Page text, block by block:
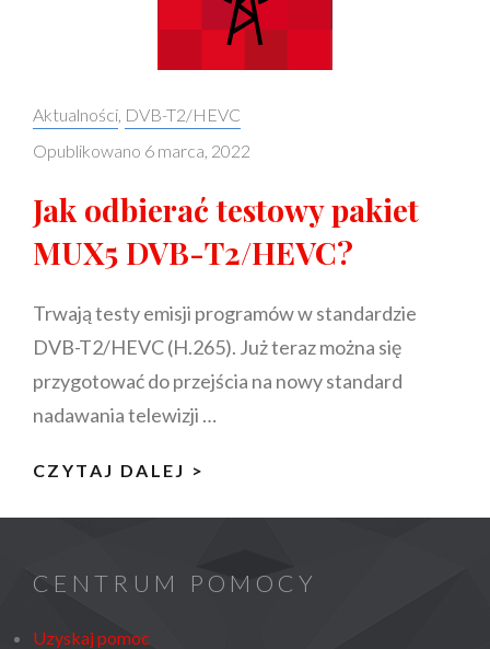
Categories:
Aktualności DVB-T2/HEVC
Opublikowano 6 marca, 2022
Jak odbierać testowy pakiet
MUX5 DVB-T2/HEVC?
Trwają testy emisji programów w standardzie
DVB-T2/HEVC (H.265). Już teraz można się
przygotować do przejścia na nowy standard
nadawania telewizji …
CZYTAJ DALEJ >
MUX5
CENTRUM POMOCY
Uzyskaj pomoc